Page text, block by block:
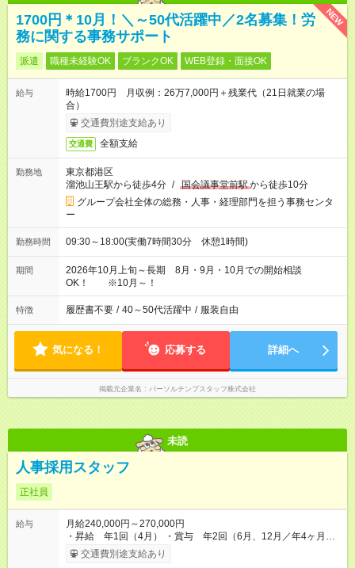
NEW
1700円＊10月！＼～50代活躍中／2名募集！労
務に関する事務サポート
派遣 職種未経験OK ブランクOK WEB登録・面接OK
給与
時給1700円 月収例：26万7,000円＋残業代（21日就業の場
合）
交通費別途支給あり
交通費 全額支給
勤務地
東京都港区
溜池山王駅から徒歩4分 / 国会議事堂前駅から徒歩10分
グループ会社全体の総務・人事・経理部門を担う事務センタ
ー
勤務時間 09:30～18:00(実働7時間30分 休憩1時間)
期間
2026年10月上旬～長期 8月・9月・10月での開始相談
OK！ ※10月～！
特徴 履歴書不要 / 40～50代活躍中 / 服装自由
気になる！ 応募する 詳細へ
掲載元企業名 パーソルテンプスタッフ株式会社
未読
人事採用スタッフ
正社員
給与
月給240,000円～270,000円
・昇給 年1回（4月） ・賞与 年2回（6月、12月／年4ヶ月）
・職務手当 ・住宅家族手当 月15,000円 ・交通費 月40,000円
まで 残業代は時間通り支給いたします 退職金制度あり 経験、能
交通費別途支給あり